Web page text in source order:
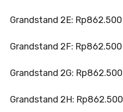
Grandstand 2E: Rp862.500
Grandstand 2F: Rp862.500
Grandstand 2G: Rp862.500
Grandstand 2H: Rp862.500